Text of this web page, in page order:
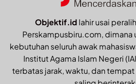
Objektif.id lahir usai
Perskampusbiru.com, dimana
kebutuhan seluruh awak
Institut Agama Islam Negeri
terbatas jarak, waktu, dan